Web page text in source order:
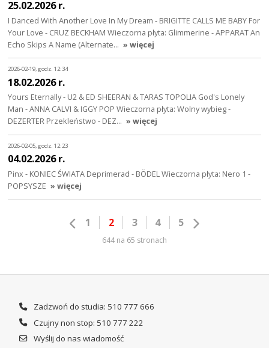
25.02.2026 r.
I Danced With Another Love In My Dream - BRIGITTE CALLS ME BABY For
Your Love - CRUZ BECKHAM Wieczorna płyta: Glimmerine - APPARAT An
Echo Skips A Name (Alternate… » więcej
2026-02-19, godz. 12:34
18.02.2026 r.
Yours Eternally - U2 & ED SHEERAN & TARAS TOPOLIA God's Lonely
Man - ANNA CALVI & IGGY POP Wieczorna płyta: Wolny wybieg -
DEZERTER Przekleństwo - DEZ… » więcej
2026-02-05, godz. 12:23
04.02.2026 r.
Pinx - KONIEC ŚWIATA Deprimerad - BÖDEL Wieczorna płyta: Nero 1 -
POPSYSZE » więcej
1 2 3 4 5
644 na 65 stronach
Zadzwoń do studia: 510 777 666
Czujny non stop: 510 777 222
Wyślij do nas wiadomość